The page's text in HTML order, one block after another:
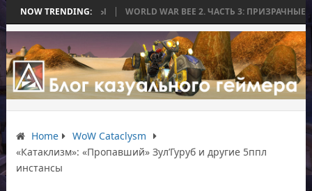
NOW TRENDING:
БЕЗ БИТВЫ WORLD WAR BEE 2. ЧАСТЬ 3: ПРИЗРАЧНЫЕ
Home
WoW Cataclysm
«Катаклизм»: «Пропавший» Зул’Гуруб и другие 5ппл
инстансы